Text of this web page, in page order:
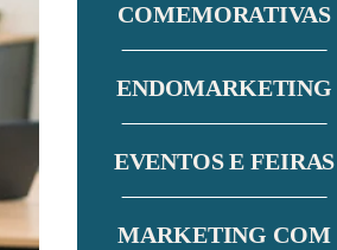
COMEMORATIVAS
ENDOMARKETING
EVENTOS E FEIRAS
MARKETING COM